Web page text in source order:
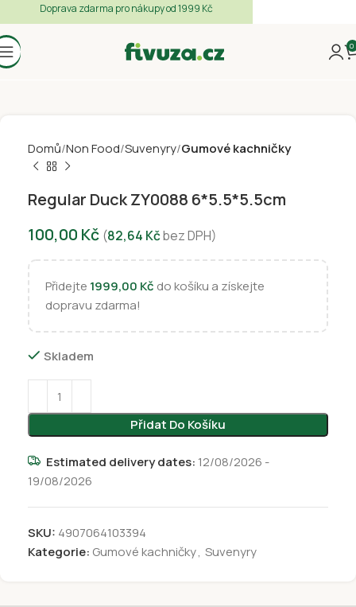
0
Domů Non Food Suvenyry Gumové kachničky
Regular Duck ZY0088 6*5.5*5.5cm
100,00 Kč (82,64 Kčbez DPH)
Přidejte 1999,00 Kč do košíku a získejte
dopravu zdarma!
Skladem
Přidat Do Košíku
Estimated delivery dates: 12/08/2026 -
19/08/2026
SKU: 4907064103394
Kategorie: Gumové kachničky, Suvenyry
Doprava zdarma pro nákupy od 1999 Kč